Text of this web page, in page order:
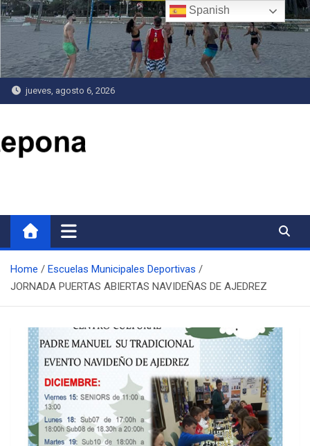
Saltar
al
contenido
jueves, agosto 6, 2026
Home
Escuelas Municipales Deportivas
JORNADA PUERTAS ABIERTAS NAVIDEÑAS DE AJEDREZ
Spanish